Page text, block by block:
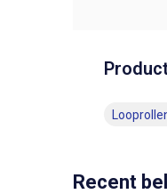
Recent